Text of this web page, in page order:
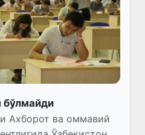
бўлмайди
Ахборот ва оммавий